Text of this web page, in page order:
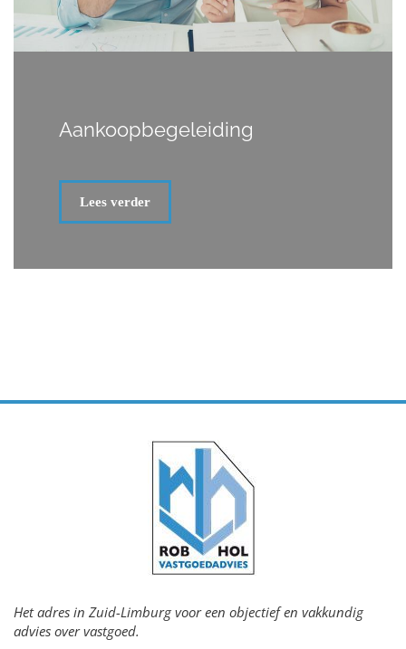
Aankoopbegeleiding
Lees verder
Het adres in Zuid-Limburg voor een objectief en vakkundig
advies over vastgoed.